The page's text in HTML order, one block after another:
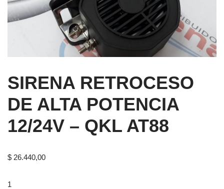
SIRENA RETROCESO
DE ALTA POTENCIA
12/24V – QKL AT88
$ 26.440,00
1